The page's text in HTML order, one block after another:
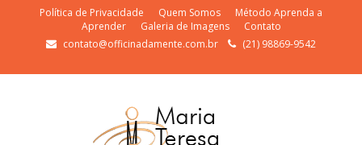
Política de Privacidade Quem Somos
Método Aprenda a
Aprender
Galeria de Imagens
Contato
contato@officinadamente.com.br
(21) 98869-9542